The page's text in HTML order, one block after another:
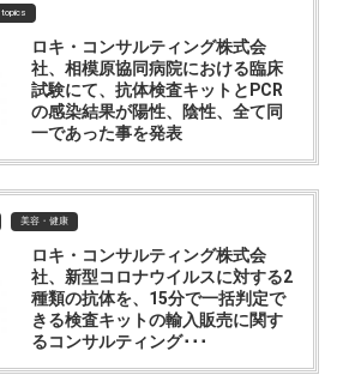
topics
ロキ・コンサルティング株式会
社、相模原協同病院における臨床
試験にて、抗体検査キットとPCR
の感染結果が陽性、陰性、全て同
一であった事を発表
美容・健康
ロキ・コンサルティング株式会
社、新型コロナウイルスに対する2
種類の抗体を、15分で一括判定で
きる検査キットの輸入販売に関す
るコンサルティング･･･